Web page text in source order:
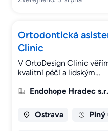
Ortodontická
Clinic
V OrtoDesign Clinic
kvalitní péčí a lidským…
Endohope Hradec
Ostrava Plný